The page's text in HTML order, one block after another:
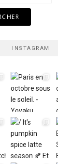
INSTAGRAM